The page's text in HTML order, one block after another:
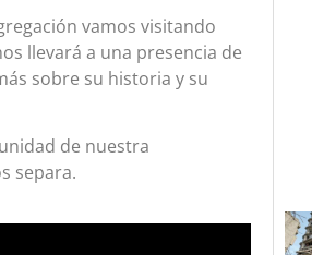
vamos visitando
llevará a una presencia de
sobre su historia y su
de nuestra
separa.